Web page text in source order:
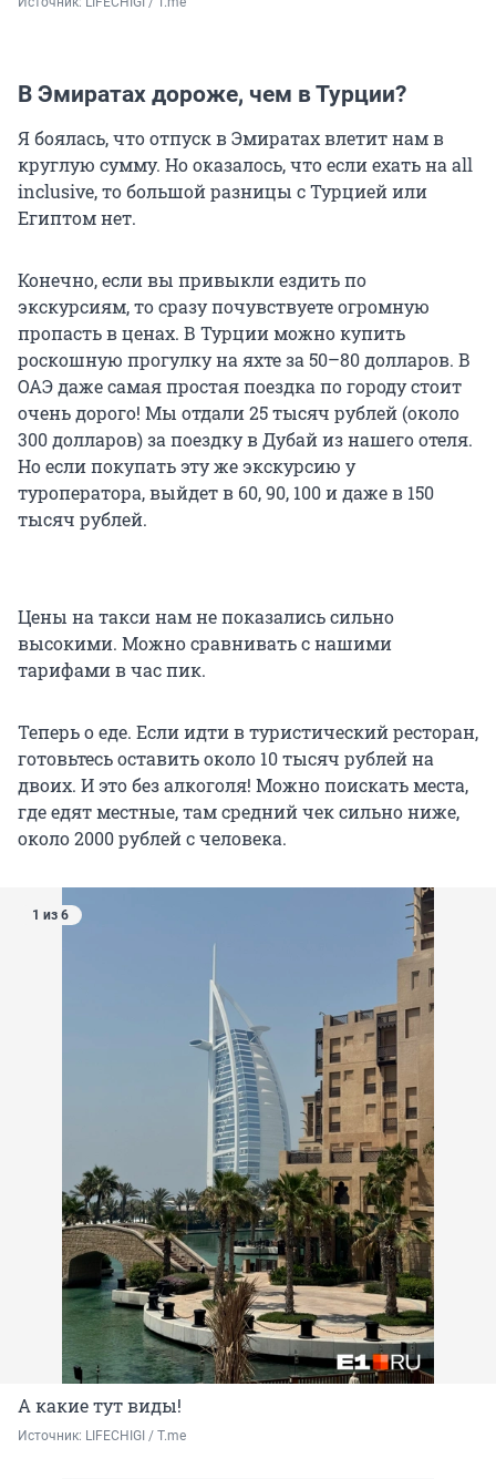
В Эмиратах дороже, чем в Турции?
Я боялась, что отпуск в Эмиратах влетит нам в
круглую сумму. Но оказалось, что если ехать на all
inclusive, то большой разницы с Турцией или
Египтом нет.
Конечно, если вы привыкли ездить по
экскурсиям, то сразу почувствуете огромную
пропасть в ценах. В Турции можно купить
роскошную прогулку на яхте за 50–80 долларов. В
ОАЭ даже самая простая поездка по городу стоит
очень дорого! Мы отдали 25 тысяч рублей (около
300 долларов) за поездку в Дубай из нашего отеля.
Но если покупать эту же экскурсию у
туроператора, выйдет в 60, 90, 100 и даже в 150
тысяч рублей.
Цены на такси нам не показались сильно
высокими. Можно сравнивать с нашими
тарифами в час пик.
Теперь о еде. Если идти в туристический ресторан,
готовьтесь оставить около 10 тысяч рублей на
двоих. И это без алкоголя! Можно поискать места,
где едят местные, там средний чек сильно ниже,
около 2000 рублей с человека.
1 из 6
А какие тут виды!
Источник: LIFECHIGI / Т.me